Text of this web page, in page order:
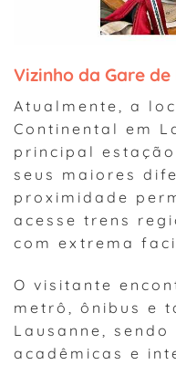
Vizinho da Gare de
Atualmente, a
Continental em
principal
seus maiores
proximidade
acesse trens
com extrema
O visitante
metrô, ônibus e
Lausanne,
acadêmicas e